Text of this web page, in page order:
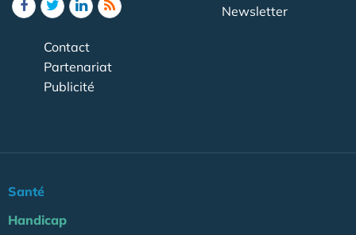
Newsletter
Contact
Partenariat
Publicité
Santé
Handicap